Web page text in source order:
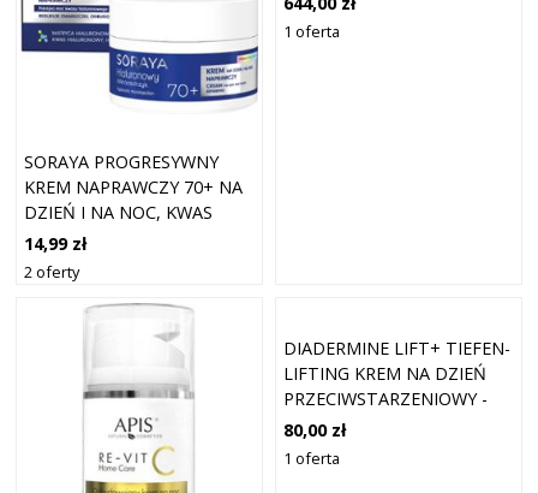
SORAYA PROGRESYWNY
KREM NAPRAWCZY 70+ NA
DZIEŃ I NA NOC, KWAS
HIALURONOWY I PEPTYD
ODBUDOWUJĄCY
14,99 zł
2 oferty
1 oferta
DIADERMINE LIFT+ TIEFEN-
LIFTING KREM NA DZIEŃ
PRZECIWSTARZENIOWY -
50ML
80,00 zł
1 oferta